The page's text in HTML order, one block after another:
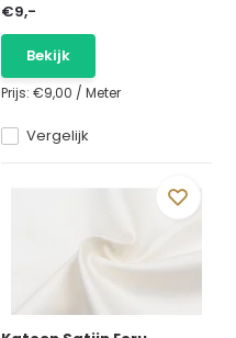
Vergelijk
€9,-
Bekijk
Prijs: €9,00 / Meter